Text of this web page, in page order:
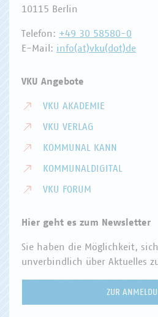
10115 Berlin
Telefon: +49 30 58580-0
E-Mail: info(at)vku(dot)de
VKU Angebote
VKU AKADEMIE
VKU VERLAG
KOMMUNAL KANN
KOMMUNALDIGITAL
VKU FORUM
Hier geht es zum Newsletter
Sie haben die Möglichkeit,
unverbindlich über Aktuelles
ZUR